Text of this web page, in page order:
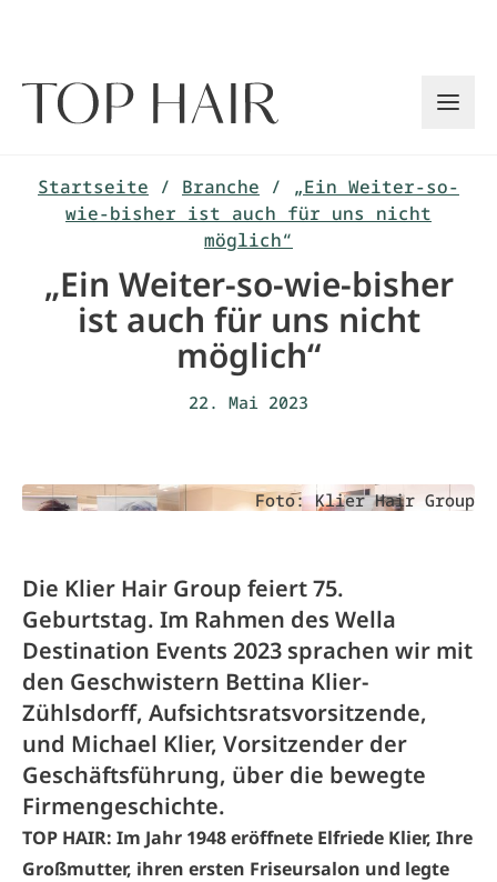
Startseite / Branche /
„Ein Weiter-so-
wie-bisher ist auch für uns nicht
möglich“
„Ein Weiter-so-wie-bisher
ist auch für uns nicht
möglich“
22. Mai 2023
Foto: Klier Hair Group
Die Klier Hair Group feiert 75.
Geburtstag. Im Rahmen des Wella
Destination Events 2023 sprachen wir mit
den Geschwistern Bettina Klier-
Zühlsdorff, Aufsichtsratsvorsitzende,
und Michael Klier, Vorsitzender der
Geschäftsführung, über die bewegte
Firmengeschichte.
TOP HAIR: Im Jahr 1948 eröffnete Elfriede Klier, Ihre
Großmutter, ihren ersten Friseursalon und legte